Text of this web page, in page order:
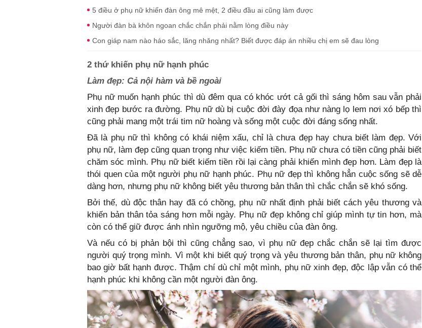
5 điều ở phụ nữ khiến đàn ông mê mệt, 2 điều đầu ai cũng làm được
Người đàn bà khôn ngoan chắc chắn phải nằm lòng điều này
Con giáp nam nào háo sắc, lăng nhăng nhất? Biết được đáp án nhiều chị em sẽ đau lòng
2 thứ khiến phụ nữ hạnh phúc
Làm đẹp: Cả nội hàm và bề ngoài
Phụ nữ muốn hạnh phúc thì dù đêm qua có khóc ướt cả gối thì sáng hôm sau vẫn phải
xinh đẹp bước ra đường. Phụ nữ dù bị cuộc đời đày đọa như nàng lọ lem nơi xó bếp thì
cũng phải mang một trái tim nữ hoàng và sống một cuộc đời đáng sống nhất.
Đã là phụ nữ thì không có khái niệm xấu, chỉ là chưa đẹp hay chưa biết làm đẹp. Với
phụ nữ, làm đẹp cũng quan trọng như việc kiếm tiền. Phụ nữ chưa có tiền cũng phải biết
chăm sóc mình. Phụ nữ biết kiếm tiền rồi lại càng phải khiến mình đẹp hơn. Làm đẹp là
thói quen của một người phụ nữ hạnh phúc. Phụ nữ đẹp thì không hẳn cuộc sống sẽ dễ
dàng hơn, nhưng phụ nữ không biết yêu thương bản thân thì chắc chắn sẽ khó sống.
Bởi thế, dù độc thân hay đã có chồng, phụ nữ nhất định phải biết cách yêu thương và
khiến bản thân tỏa sáng hơn mỗi ngày. Phụ nữ đẹp không chỉ giúp mình tự tin hơn, mà
còn có thể giữ được ánh nhìn ngưỡng mộ, yêu chiều của đàn ông.
Và nếu có bị phản bội thì cũng chẳng sao, vì phụ nữ đẹp chắc chắn sẽ lại tìm được
người quý trọng mình. Vì một khi biết quý trọng và yêu thương bản thân, phụ nữ không
bao giờ bất hạnh được. Thậm chí dù chỉ một mình, phụ nữ xinh đẹp, độc lập vẫn có thể
hạnh phúc khi không cần một người đàn ông.